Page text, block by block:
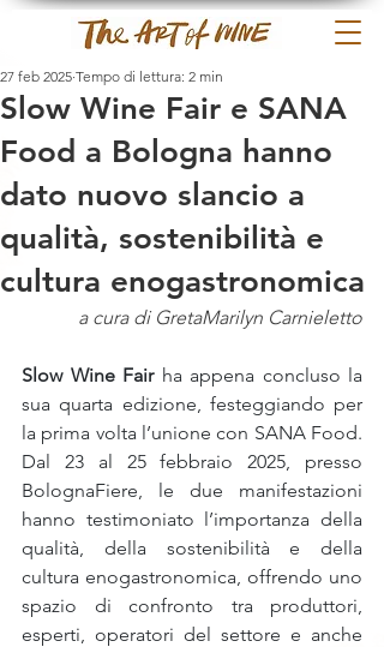
Slow Wine Fair e SANA
Food a Bologna hanno
dato nuovo slancio a
qualità, sostenibilità e
cultura enogastronomica
27 feb 2025 Tempo di lettura: 2 min
a cura di GretaMarilyn Carnieletto
Slow Wine Fair ha appena concluso la
sua quarta edizione, festeggiando per
la prima volta l’unione con SANA Food.
Dal 23 al 25 febbraio 2025, presso
BolognaFiere, le due manifestazioni
hanno testimoniato l’importanza della
qualità, della sostenibilità e della
cultura enogastronomica, offrendo uno
spazio di confronto tra produttori,
esperti, operatori del settore e anche